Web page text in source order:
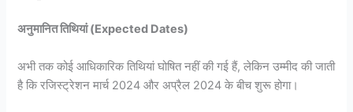
अनुमानित तिथियां (Expected Dates)
अभी तक कोई आधिकारिक तिथियां घोषित नहीं की गई हैं, लेकिन उम्मीद की जाती
है कि रजिस्ट्रेशन मार्च 2024 और अप्रैल 2024 के बीच शुरू होगा।